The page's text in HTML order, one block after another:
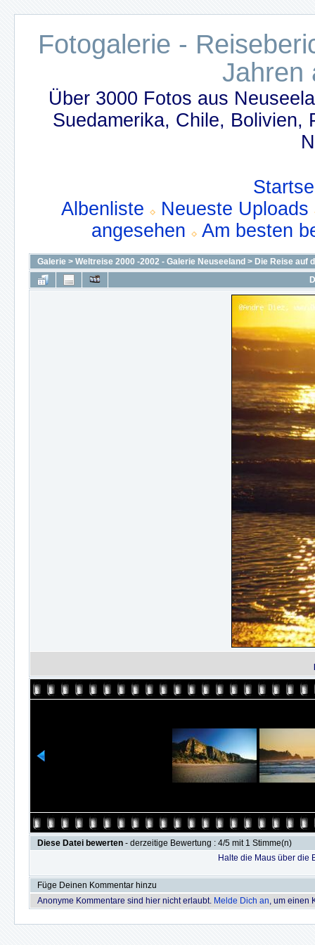
Fotogalerie -
Jahren
Über 3000 Fotos aus
Suedamerika, Chile, Bolivien,
Albenliste
Neueste Uploads
angesehen
Am besten
Galerie > Weltreise 2000 -2002 - Galerie Neuseeland > Die Reise auf
Diese Datei bewerten - derzeitige Bewertung : 4/5 mit 1 Stimme(n)
Halte die Maus über die
Füge Deinen Kommentar hinzu
Anonyme Kommentare sind hier nicht erlaubt. Melde Dich an, um einen